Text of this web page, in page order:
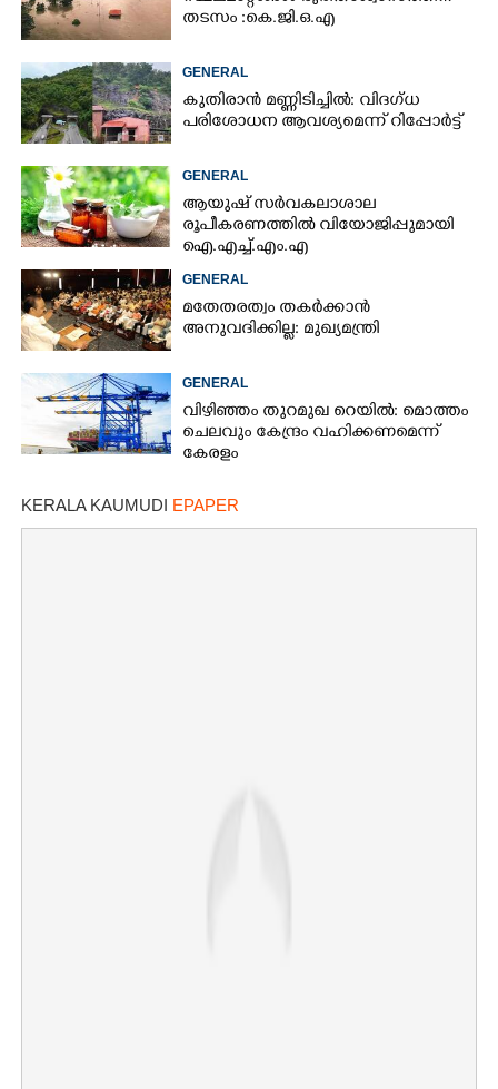
തടസം :കെ.ജി.ഒ.എ
GENERAL
കുതിരാൻ മണ്ണിടിച്ചിൽ: വിദഗ്ധ
പരിശോധന ആവശ്യമെന്ന് റിപ്പോർട്ട്
GENERAL
ആയുഷ് സർവകലാശാല
രൂപീകരണത്തിൽ വിയോജിപ്പുമായി
ഐ.എച്ച്.എം.എ
GENERAL
മതേതരത്വം തകർക്കാൻ
അനുവദിക്കില്ല: മുഖ്യമന്ത്രി
GENERAL
വിഴിഞ്ഞം തുറമുഖ റെയിൽ: മൊത്തം
ചെലവും കേന്ദ്രം വഹിക്കണമെന്ന്
കേരളം
KERALA KAUMUDI EPAPER